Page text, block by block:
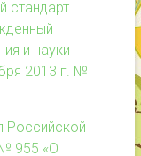
стандарт
и науки
2013 г. №
Российской
955 «О